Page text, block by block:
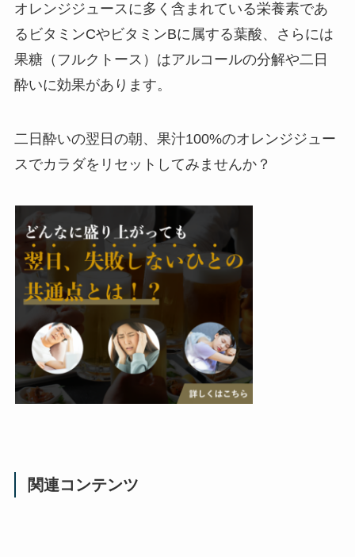
オレンジジュースに多く含まれている栄養素であ
るビタミンCやビタミンBに属する葉酸、さらには
果糖（フルクトース）はアルコールの分解や二日
酔いに効果があります。
二日酔いの翌日の朝、果汁100%のオレンジジュー
スでカラダをリセットしてみませんか？
関連コンテンツ